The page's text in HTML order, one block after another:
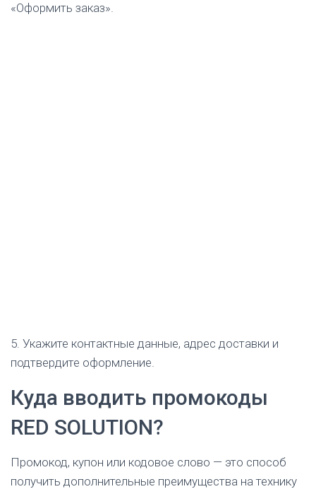
«Оформить заказ».
5. Укажите контактные данные, адрес доставки и
подтвердите оформление.
Куда вводить промокоды
RED SOLUTION?
Промокод, купон или кодовое слово — это способ
получить дополнительные преимущества на технику